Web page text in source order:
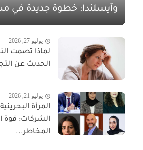
وآيسلندا: خطوة جديدة في
يوليو 27, 2026
لماذا تصمت
الحديث عن
يوليو 21, 2026
المرأة
الشركات: قوة
المخاطر...